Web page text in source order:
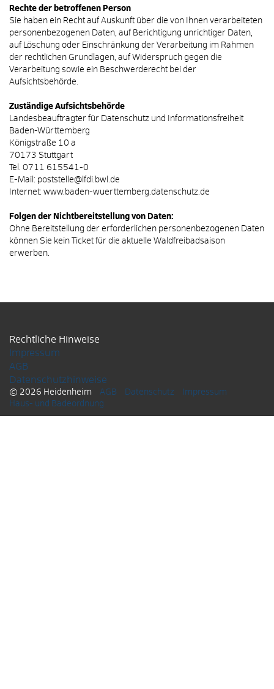
Rechte der betroffenen Person
Sie haben ein Recht auf Auskunft über die von Ihnen verarbeiteten
personenbezogenen Daten, auf Berichtigung unrichtiger Daten,
auf Löschung oder Einschränkung der Verarbeitung im Rahmen
der rechtlichen Grundlagen, auf Widerspruch gegen die
Verarbeitung sowie ein Beschwerderecht bei der
Aufsichtsbehörde.
Zuständige Aufsichtsbehörde
Landesbeauftragter für Datenschutz und Informationsfreiheit
Baden-Württemberg
Königstraße 10 a
70173 Stuttgart
Tel. 0711 615541-0
E-Mail: poststelle@lfdi.bwl.de
Internet: www.baden-wuerttemberg.datenschutz.de
Folgen der Nichtbereitstellung von Daten:
Ohne Bereitstellung der erforderlichen personenbezogenen Daten
können Sie kein Ticket für die aktuelle Waldfreibadsaison
erwerben.
Rechtliche Hinweise
Impressum
AGB
Datenschutzhinweise
© 2026 Heidenheim AGB Datenschutz
Impressum
Haus- und Badeordnung